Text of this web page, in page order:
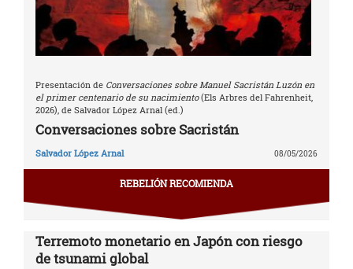
Presentación de Conversaciones sobre Manuel Sacristán Luzón en
el primer centenario de su nacimiento(Els Arbres del Fahrenheit,
2026), de Salvador López Arnal (ed.)
Conversaciones sobre Sacristán
Salvador López Arnal 08/05/2026
REBELIÓN RECOMIENDA
Terremoto monetario en Japón con riesgo
de tsunami global